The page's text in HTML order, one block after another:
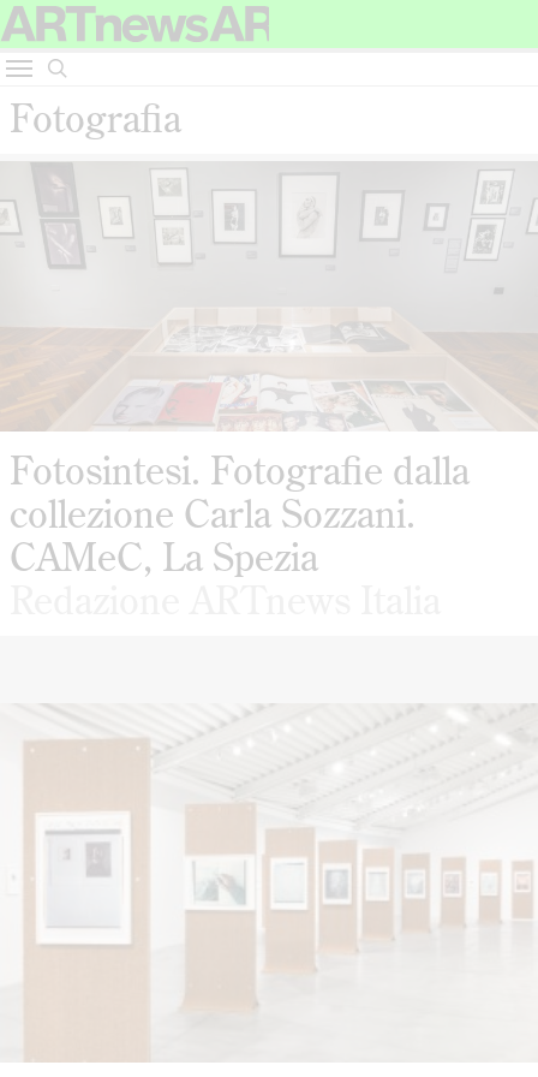
Fotografia
Fotosintesi. Fotografie dalla
collezione Carla Sozzani.
CAMeC, La Spezia